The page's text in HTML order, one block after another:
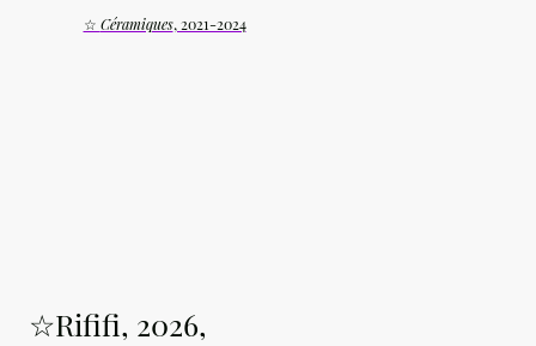
☆ Céramiques, 2021-2024
☆Rififi, 2026,